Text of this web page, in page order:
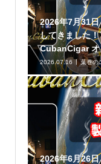
2026年7月31日
してきました！
CubanCigar オ
2026.07.16 葉巻の
2026年6月26